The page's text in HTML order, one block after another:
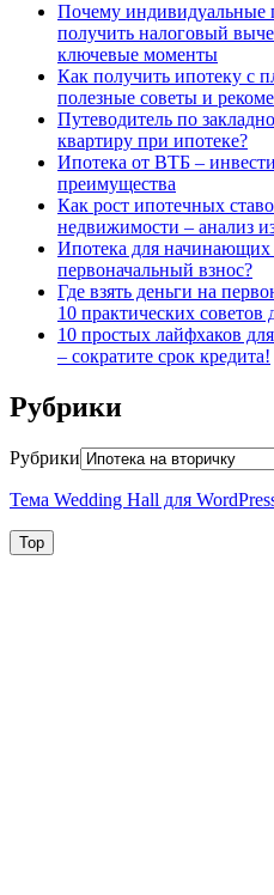
Почему индивидуальные
получить налоговый
ключевые моменты
Как получить ипотеку с
полезные советы и
Путеводитель по
квартиру при ипотеке?
Ипотека от ВТБ –
преимущества
Как рост ипотечных
недвижимости – анализ
Ипотека для начинающих
первоначальный взнос?
Где взять деньги на
10 практических
10 простых лайфхаков
– сократите срок кредита!
Рубрики
Рубрики
Тема Wedding Hall для
Top